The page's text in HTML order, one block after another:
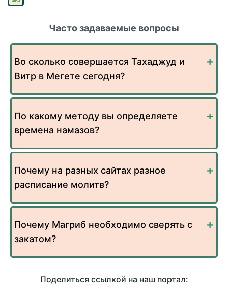
Часто задаваемые вопросы
Во сколько совершается Тахаджуд и
Витр в Мегете сегодня?
По какому методу вы определяете
времена намазов?
Почему на разных сайтах разное
расписание молитв?
Почему Магриб необходимо сверять с
закатом?
Поделиться ссылкой на наш портал: